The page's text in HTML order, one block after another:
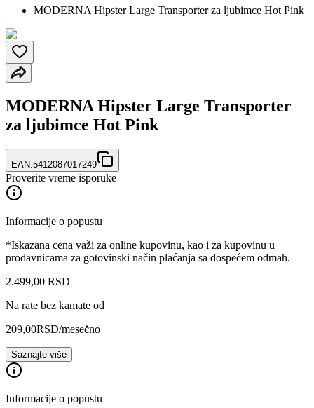
MODERNA Hipster Large Transporter za ljubimce Hot Pink
MODERNA Hipster Large Transporter
za ljubimce Hot Pink
EAN:5412087017249
Proverite vreme isporuke
Informacije o popustu
*Iskazana cena važi za online kupovinu, kao i za kupovinu u
prodavnicama za gotovinski način plaćanja sa dospećem odmah.
2.499,00 RSD
Na rate bez kamate od
209,00RSD/mesečno
Saznajte više
Informacije o popustu